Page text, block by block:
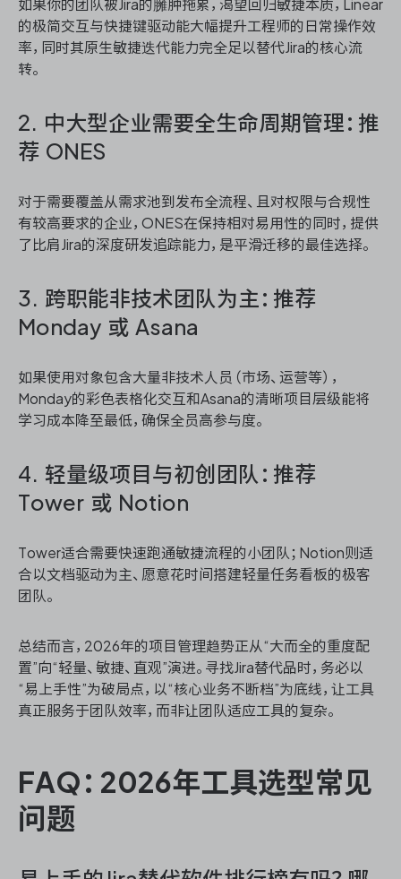
如果你的团队被Jira的臃肿拖累，渴望回归敏捷本质，Linear
的极简交互与快捷键驱动能大幅提升工程师的日常操作效
率，同时其原生敏捷迭代能力完全足以替代Jira的核心流
转。
2. 中大型企业需要全生命周期管理：推
荐 ONES
对于需要覆盖从需求池到发布全流程、且对权限与合规性
有较高要求的企业，ONES在保持相对易用性的同时，提供
了比肩Jira的深度研发追踪能力，是平滑迁移的最佳选择。
3. 跨职能非技术团队为主：推荐
Monday 或 Asana
如果使用对象包含大量非技术人员（市场、运营等），
Monday的彩色表格化交互和Asana的清晰项目层级能将
学习成本降至最低，确保全员高参与度。
4. 轻量级项目与初创团队：推荐
Tower 或 Notion
Tower适合需要快速跑通敏捷流程的小团队；Notion则适
合以文档驱动为主、愿意花时间搭建轻量任务看板的极客
团队。
总结而言，2026年的项目管理趋势正从“大而全的重度配
置”向“轻量、敏捷、直观”演进。寻找Jira替代品时，务必以
“易上手性”为破局点，以“核心业务不断档”为底线，让工具
真正服务于团队效率，而非让团队适应工具的复杂。
FAQ：2026年工具选型常见
问题